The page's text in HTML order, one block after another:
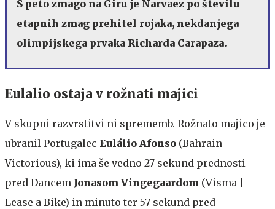
S peto zmago na Giru je Narvaez po številu
etapnih zmag prehitel rojaka, nekdanjega
olimpijskega prvaka Richarda Carapaza.
Eulalio ostaja v rožnati majici
V skupni razvrstitvi ni sprememb. Rožnato majico je
ubranil Portugalec Eulálio Afonso (Bahrain
Victorious), ki ima še vedno 27 sekund prednosti
pred Dancem Jonasom Vingegaardom (Visma |
Lease a Bike) in minuto ter 57 sekund pred